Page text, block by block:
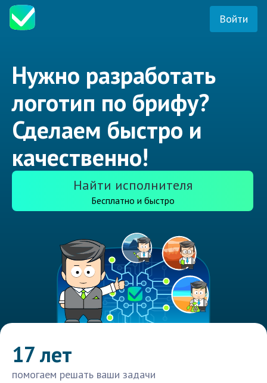
Войти
Нужно разработать
логотип по брифу?
Сделаем быстро и
качественно!
Найти исполнителя
Бесплатно и быстро
17 лет
помогаем решать ваши задачи